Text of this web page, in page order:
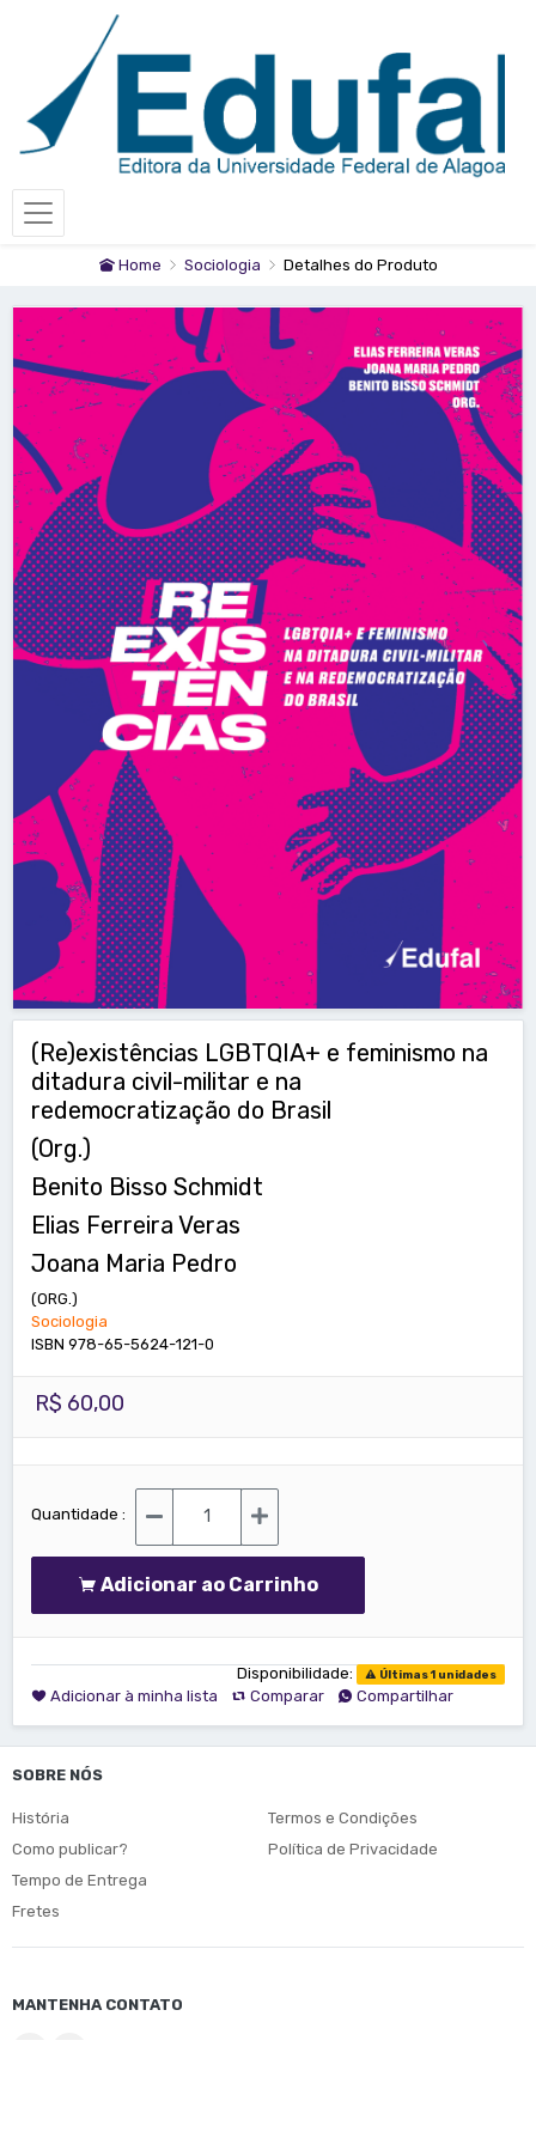
Home Sociologia Detalhes do Produto
(Re)existências LGBTQIA+ e feminismo na
ditadura civil-militar e na
redemocratização do Brasil
(Org.)
Benito Bisso Schmidt
Elias Ferreira Veras
Joana Maria Pedro
(ORG.)
Sociologia
ISBN 978-65-5624-121-0
R$ 60,00
Quantidade :
Adicionar ao Carrinho
Disponibilidade: Últimas 1 unidades
Adicionar à minha lista Comparar Compartilhar
SOBRE NÓS
História
Como publicar?
Tempo de Entrega
Fretes
Termos e Condições
Política de Privacidade
MANTENHA CONTATO